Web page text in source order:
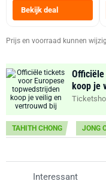
Bekijk deal
Prijs en voorraad kunnen
koop je
TAHITH CHONG JONG
Interessant